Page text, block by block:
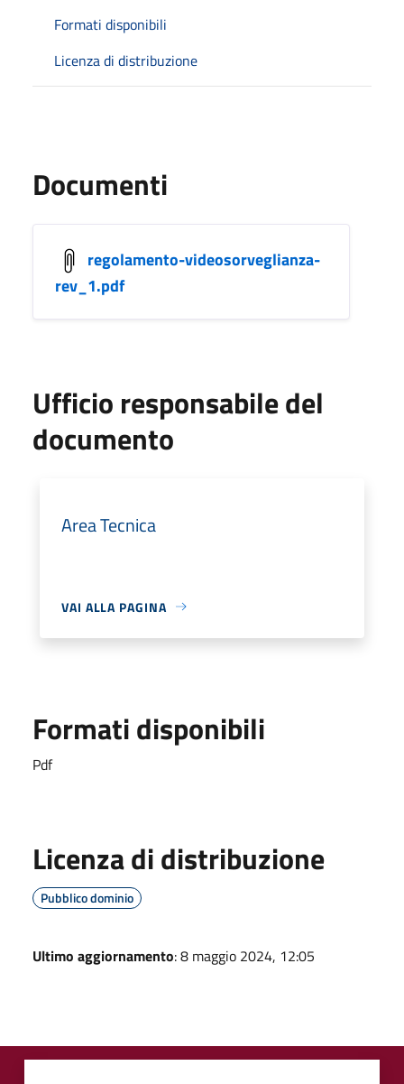
Formati disponibili
Licenza di distribuzione
Documenti
regolamento-videosorveglianza-
rev_1.pdf
Ufficio responsabile del
documento
Area Tecnica
VAI ALLA PAGINA
Formati disponibili
Pdf
Licenza di distribuzione
Pubblico dominio
Ultimo aggiornamento: 8 maggio 2024, 12:05